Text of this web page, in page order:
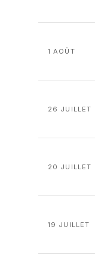
1 AOÛT
26 JUILLET
20 JUILLET
19 JUILLET